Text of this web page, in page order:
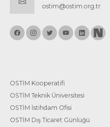
ostim@ostim.org.tr
OSTİM Kooperatifi
OSTİM Teknik Üniversitesi
OSTİM İstihdam Ofisi
OSTİM Dış Ticaret Günlüğü